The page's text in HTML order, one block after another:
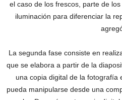
el caso de los frescos, parte de
iluminación para diferenciar la
La segunda fase consiste en
que se elabora a partir de la
una copia digital de la fotografía
pueda manipularse desde una